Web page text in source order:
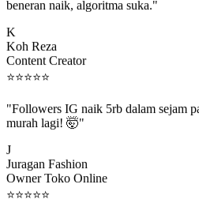
Koh Reza
Content Creator
⭐⭐⭐⭐⭐
murah lagi! 🤯"
Juragan Fashion
Owner Toko Online
⭐⭐⭐⭐⭐